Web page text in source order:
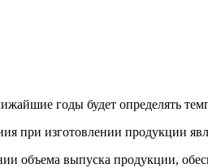
годы будет определять
при изготовлении продукции
объема выпуска продукции,